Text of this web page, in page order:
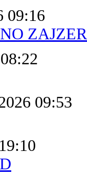
09:16
09:53